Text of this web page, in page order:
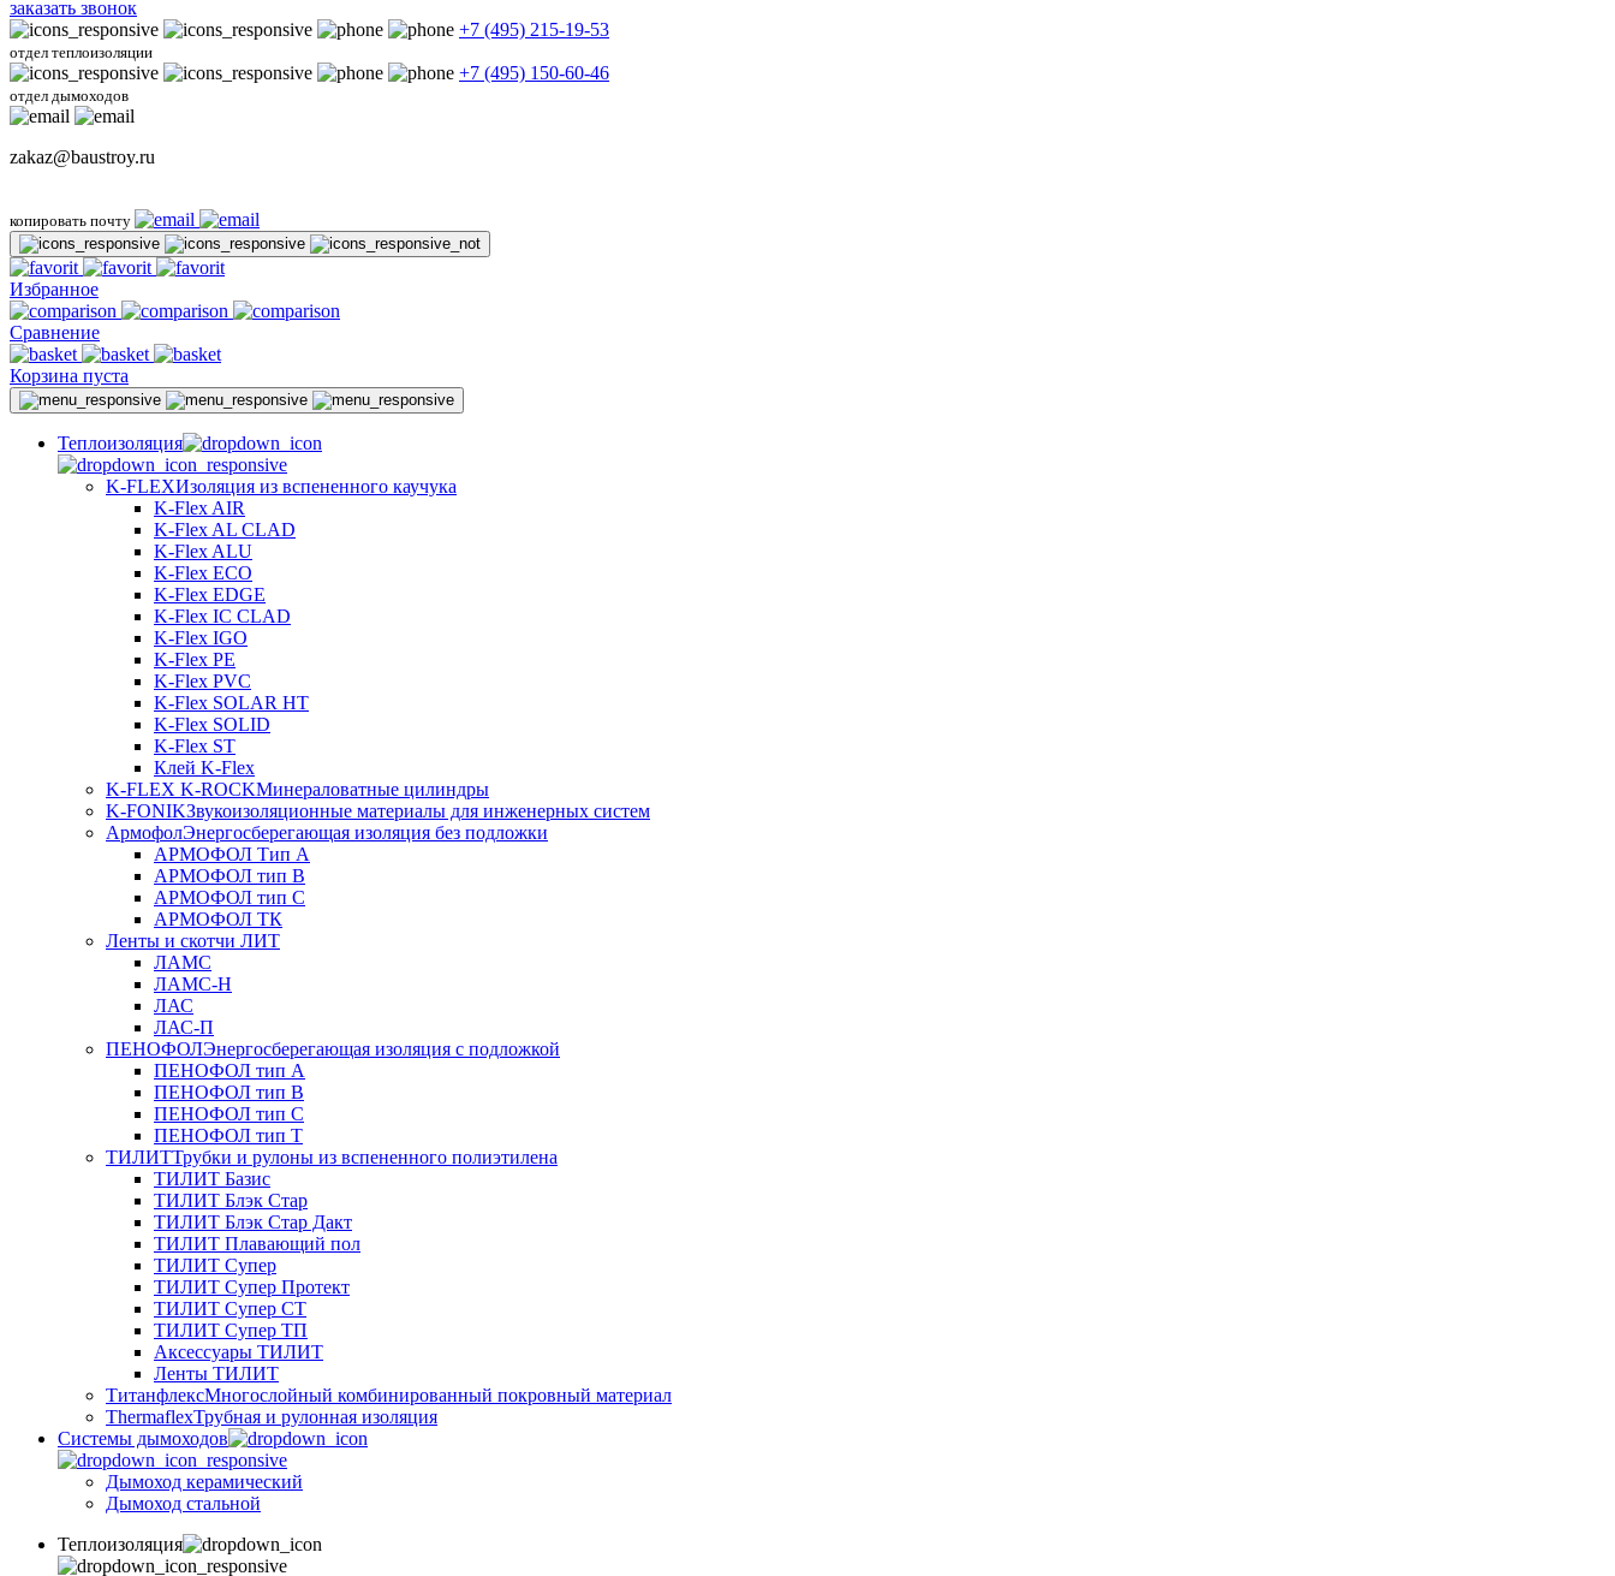
заказать звонок
+7 (495) 215-19-53
отдел теплоизоляции
+7 (495) 150-60-46
отдел дымоходов
zakaz@baustroy.ru
копировать почту
Избранное
Сравнение
Корзина пуста
Теплоизоляция
K-FLEXИзоляция из вспененного каучука
K-Flex AIR
K-Flex AL CLAD
K-Flex ALU
K-Flex ECO
K-Flex EDGE
K-Flex IC CLAD
K-Flex IGO
K-Flex PE
K-Flex PVC
K-Flex SOLAR HT
K-Flex SOLID
K-Flex ST
Клей K-Flex
K-FLEX K-ROCKМинераловатные цилиндры
K-FONIKЗвукоизоляционные материалы для инженерных систем
АрмофолЭнергосберегающая изоляция без подложки
АРМОФОЛ Тип А
АРМОФОЛ тип В
АРМОФОЛ тип C
АРМОФОЛ ТК
Ленты и скотчи ЛИТ
ЛАМС
ЛАМС-Н
ЛАС
ЛАС-П
ПЕНОФОЛЭнергосберегающая изоляция с подложкой
ПЕНОФОЛ тип А
ПЕНОФОЛ тип B
ПЕНОФОЛ тип C
ПЕНОФОЛ тип T
ТИЛИТТрубки и рулоны из вспененного полиэтилена
ТИЛИТ Базис
ТИЛИТ Блэк Стар
ТИЛИТ Блэк Стар Дакт
ТИЛИТ Плавающий пол
ТИЛИТ Супер
ТИЛИТ Супер Протект
ТИЛИТ Супер СТ
ТИЛИТ Супер ТП
Аксессуары ТИЛИТ
Ленты ТИЛИТ
ТитанфлексМногослойный комбинированный покровный материал
ThermaflexТрубная и рулонная изоляция
Cистемы дымоходов
Дымоход керамический
Дымоход стальной
Теплоизоляция